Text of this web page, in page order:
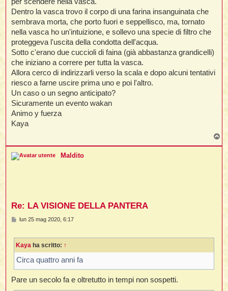
per scendere nella vasca.
Dentro la vasca trovo il corpo di una farina insanguinata che
sembrava morta, che porto fuori e seppellisco, ma, tornato
nella vasca ho un'intuizione, e sollevo una specie di filtro che
proteggeva l'uscita della condotta dell'acqua.
Sotto c'erano due cuccioli di faina (già abbastanza grandicelli)
che iniziano a correre per tutta la vasca.
Allora cerco di indirizzarli verso la scala e dopo alcuni tentativi
riesco a farne uscire prima uno e poi l'altro.
Un caso o un segno anticipato?
Sicuramente un evento wakan
Animo y fuerza
Kaya
Maldito
Re: LA VISIONE DELLA PANTERA
M
s
a
g
g
o
lun 25 mag 2020, 6:17
Kaya ha scritto: ↑
Circa quattro anni fa
Pare un secolo fa e oltretutto in tempi non sospetti.